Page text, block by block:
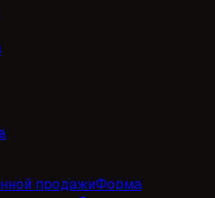
продажиФорма